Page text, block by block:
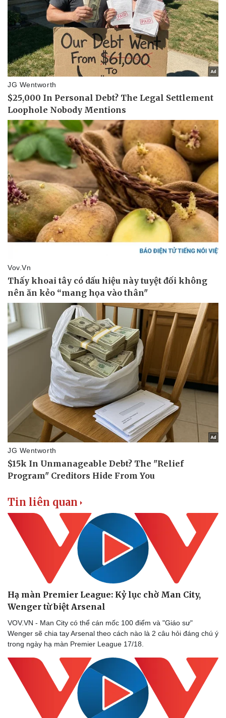
Doanh nghiệp
Thông tin doanh nghiệp
Doanh nghiệp 24h
Doanh nhân
Vì cộng đồng
Công nghệ
Sành điệu
Tin Công nghệ
Trải nghiệm
Chuyển đổi số
Sức khỏe
Dinh dưỡng - món ngon
Cây thuốc
Sản phụ khoa
Đời sống
Nhà đẹp
Blog
Tình yêu - Gia đình
Tin liên quan
Hạ màn Premier League: Kỷ lục chờ Man City,
Wenger từ biệt Arsenal
VOV.VN - Man City có thể cán mốc 100 điểm và "Giáo sư"
Wenger sẽ chia tay Arsenal theo cách nào là 2 câu hỏi đáng chú ý
trong ngày hạ màn Premier League 17/18.